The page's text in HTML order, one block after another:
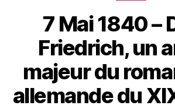
7 Mai 1840 –
Friedrich, un
majeur du
allemande du